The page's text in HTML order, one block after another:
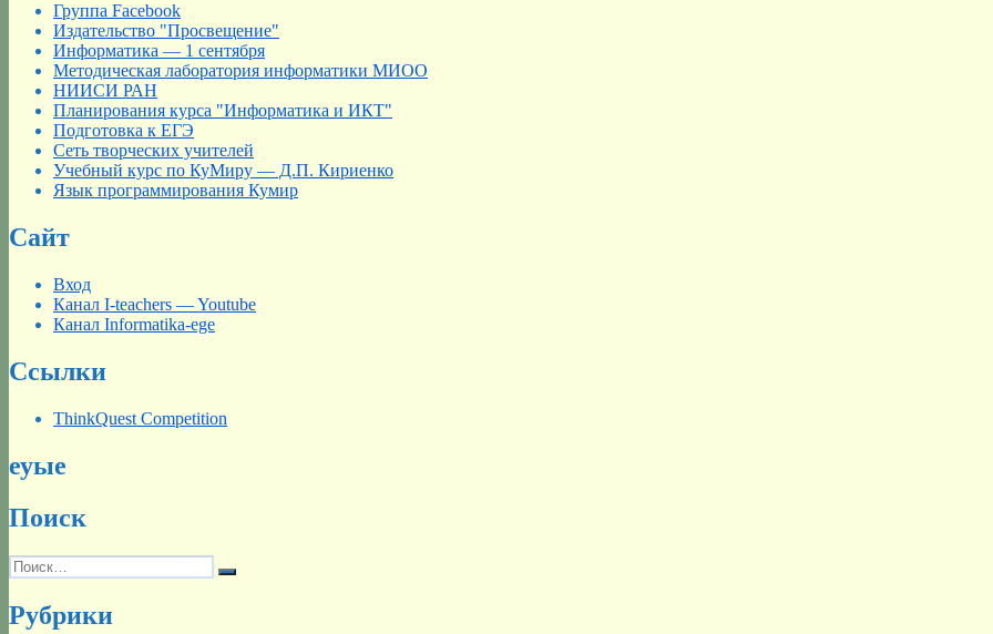
Группа Facebook
Издательство "Просвещение"
Информатика — 1 сентября
Методическая лаборатория информатики МИОО
НИИСИ РАН
Планирования курса "Информатика и ИКТ"
Подготовка к ЕГЭ
Сеть творческих учителей
Учебный курс по КуМиру — Д.П. Кириенко
Язык программирования Кумир
Сайт
Вход
Канал I-teachers — Youtube
Канал Informatika-ege
Ссылки
ThinkQuest Competition
еуые
Поиск
Искать:
Поиск
Рубрики